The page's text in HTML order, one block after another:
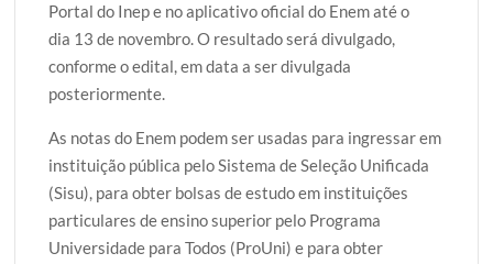
Portal do Inep e no aplicativo oficial do Enem até o
dia 13 de novembro. O resultado será divulgado,
conforme o edital, em data a ser divulgada
posteriormente.
As notas do Enem podem ser usadas para ingressar em
instituição pública pelo Sistema de Seleção Unificada
(Sisu), para obter bolsas de estudo em instituições
particulares de ensino superior pelo Programa
Universidade para Todos (ProUni) e para obter